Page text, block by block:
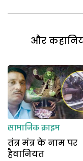
और
सामाजिक क्राइम
तंत्र मंत्र के नाम पर
हैवानियत